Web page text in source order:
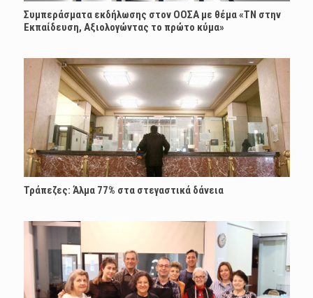
Συμπεράσματα εκδήλωσης στον ΟΟΣΑ με θέμα «ΤΝ στην
Εκπαίδευση, Αξιολογώντας το πρώτο κύμα»
Τράπεζες: Άλμα 77% στα στεγαστικά δάνεια